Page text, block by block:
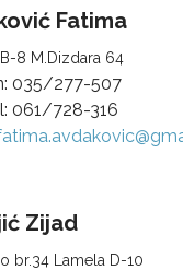
Fatima
8 M.Dizdara 64
035/277-507
061/728-316
Zijad
br.34 Lamela D-10